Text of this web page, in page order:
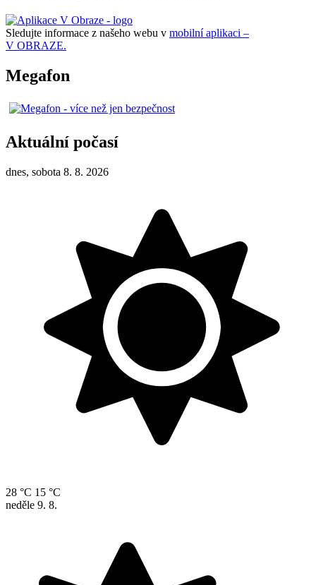
Sledujte informace z našeho webu v mobilní aplikaci –
V OBRAZE.
Megafon
Aktuální počasí
dnes, sobota 8. 8. 2026
28 °C 15 °C
neděle 9. 8.